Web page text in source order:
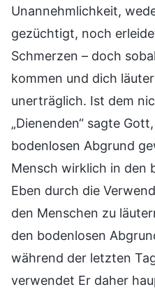
Unannehmlichkeit,
gezüchtigt, noch
Schmerzen – doch
kommen und dich
unerträglich. Ist dem
„Dienenden“ sagte
bodenlosen Abgrund
Mensch wirklich in den
Eben durch die
den Menschen zu
den bodenlosen
während der letzten
verwendet Er daher